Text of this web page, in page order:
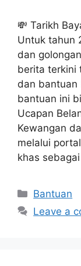
💸 Tarikh
Untuk tahun
dan
berita terkini
dan bantuan
bantuan ini
Ucapan
Kewangan
melalui
khas
Categories
Bantuan
Leave a